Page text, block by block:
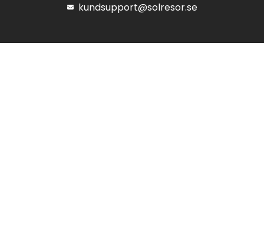
kundsupport@solresor.se